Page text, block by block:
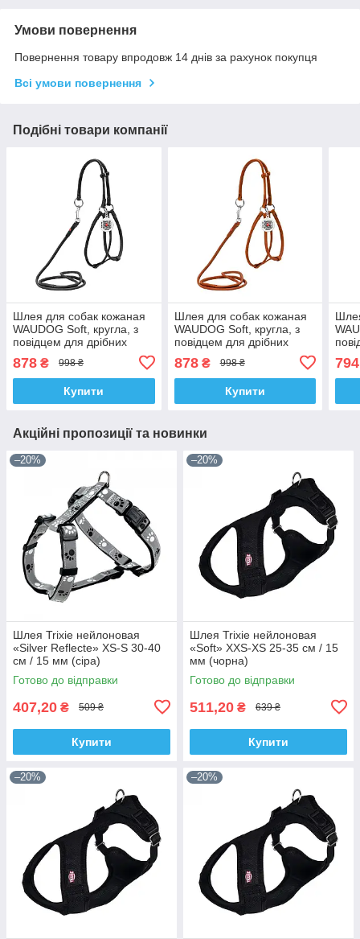
Умови повернення
Повернення товару впродовж 14 днів за рахунок покупця
Всі умови повернення
Подібні товари компанії
Шлея для собак кожаная
WAUDOG Soft, кругла, з
повідцем для дрібних
порід собак і котів, XS, Д 6
мм, А 42-60 см
878 ₴ 998 ₴
Купити
Шлея для собак кожаная
WAUDOG Soft, кругла, з
повідцем для дрібних
порід собак і котів, XS, Д 6
мм, А 42-60 см
878₴ 998 ₴
Купити
мм,
794
Акційні пропозиції та новинки
–20%
Шлея Trixie нейлоновая
«Silver Reflecte» XS-S 30-40
см / 15 мм (сіра)
Готово до відправки
407,20 ₴ 509 ₴
Купити
–20%
Шлея Trixie нейлоновая
«Soft» XXS-XS 25-35 см / 15
мм (чорна)
Готово до відправки
511,20 ₴ 639 ₴
Купити
–20% –20%